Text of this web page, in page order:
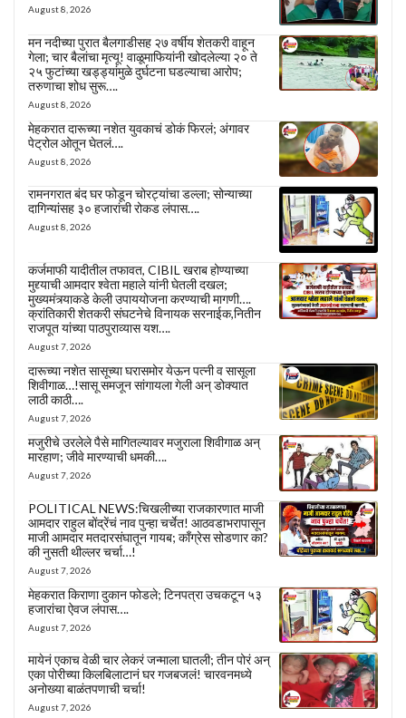
August 8, 2026
मन नदीच्या पुरात बैलगाडीसह २७ वर्षीय शेतकरी वाहून
गेला; चार बैलांचा मृत्यू! वाळूमाफियांनी खोदलेल्या २० ते
२५ फुटांच्या खड्ड्यांमुळे दुर्घटना घडल्याचा आरोप;
तरुणाचा शोध सुरू….
August 8, 2026
मेहकरात दारूच्या नशेत युवकाचं डोकं फिरलं; अंगावर
पेट्रोल ओतून घेतलं….
August 8, 2026
रामनगरात बंद घर फोडून चोरट्यांचा डल्ला; सोन्याच्या
दागिन्यांसह ३० हजारांची रोकड लंपास….
August 8, 2026
कर्जमाफी यादीतील तफावत, CIBIL खराब होण्याच्या
मुद्द्याची आमदार श्वेता महाले यांनी घेतली दखल;
मुख्यमंत्र्याकडे केली उपाययोजना करण्याची मागणी….
क्रांतिकारी शेतकरी संघटनेचे विनायक सरनाईक,नितीन
राजपूत यांच्या पाठपुराव्यास यश….
August 7, 2026
दारूच्या नशेत सासूच्या घरासमोर येऊन पत्नी व सासूला
शिवीगाळ…!सासू समजून सांगायला गेली अन् डोक्यात
लाठी काठी….
August 7, 2026
मजुरीचे उरलेले पैसे मागितल्यावर मजुराला शिवीगाळ अन्
मारहाण; जीवे मारण्याची धमकी….
August 7, 2026
POLITICAL NEWS:चिखलीच्या राजकारणात माजी
आमदार राहुल बोंद्रेंचं नाव पुन्हा चर्चेत! आठवडाभरापासून
माजी आमदार मतदारसंघातून गायब; काँग्रेस सोडणार का?
की नुसती थील्लर चर्चा…!
August 7, 2026
मेहकरात किराणा दुकान फोडले; टिनपत्रा उचकटून ५३
हजारांचा ऐवज लंपास….
August 7, 2026
मायेनं एकाच वेळी चार लेकरं जन्माला घातली; तीन पोरं अन्
एका पोरीच्या किलबिलाटानं घर गजबजलं! चारवनमध्ये
अनोख्या बाळंतपणाची चर्चा!
August 7, 2026